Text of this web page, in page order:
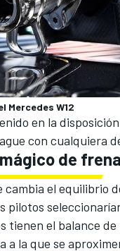
Mercedes W12
en la
con cualquiera
de
el equilibrio
pilotos
tienen el balance
a la que se